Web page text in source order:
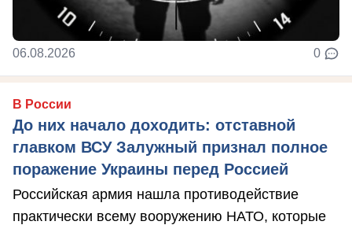
06.08.2026 0
В России
До них начало доходить: отставной
главком ВСУ Залужный признал полное
поражение Украины перед Россией
Российская армия нашла противодействие
практически всему вооружению НАТО, которые